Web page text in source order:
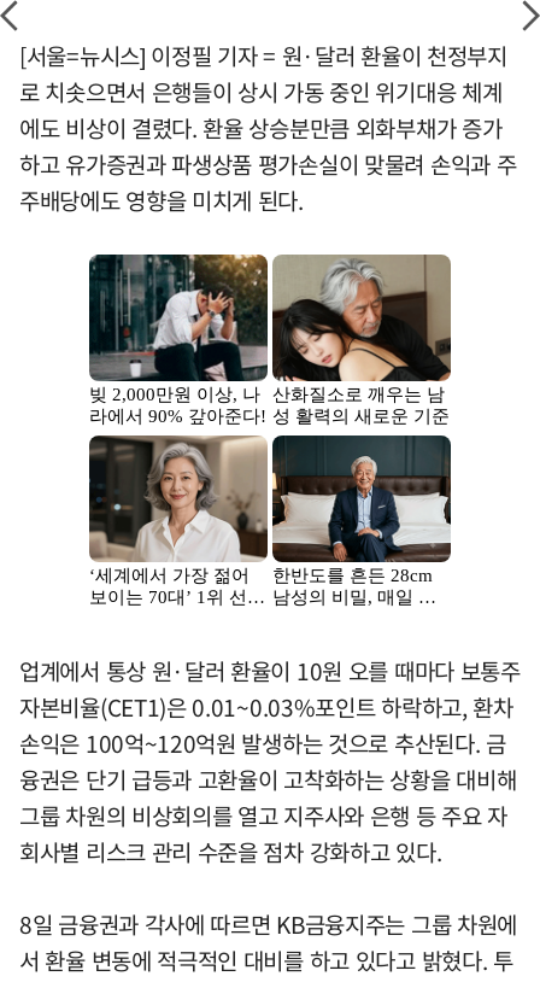
[서울=뉴시스] 이정필 기자 = 원·달러 환율이 천정부지
로 치솟으면서 은행들이 상시 가동 중인 위기대응 체계
에도 비상이 결렸다. 환율 상승분만큼 외화부채가 증가
하고 유가증권과 파생상품 평가손실이 맞물려 손익과 주
주배당에도 영향을 미치게 된다.
업계에서 통상 원·달러 환율이 10원 오를 때마다 보통주
자본비율(CET1)은 0.01~0.03%포인트 하락하고, 환차
손익은 100억~120억원 발생하는 것으로 추산된다. 금
융권은 단기 급등과 고환율이 고착화하는 상황을 대비해
그룹 차원의 비상회의를 열고 지주사와 은행 등 주요 자
회사별 리스크 관리 수준을 점차 강화하고 있다.
8일 금융권과 각사에 따르면 KB금융지주는 그룹 차원에
서 환율 변동에 적극적인 대비를 하고 있다고 밝혔다. 투